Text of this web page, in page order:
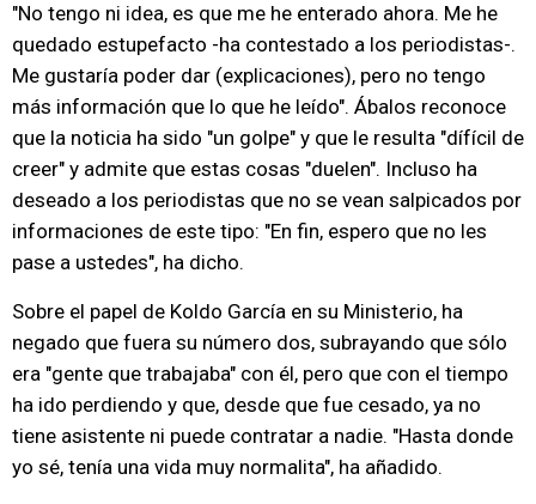
"No tengo ni idea, es que me he enterado ahora. Me he
quedado estupefacto -ha contestado a los periodistas-.
Me gustaría poder dar (explicaciones), pero no tengo
más información que lo que he leído". Ábalos reconoce
que la noticia ha sido "un golpe" y que le resulta "dífícil de
creer" y admite que estas cosas "duelen". Incluso ha
deseado a los periodistas que no se vean salpicados por
informaciones de este tipo: "En fin, espero que no les
pase a ustedes", ha dicho.
Sobre el papel de Koldo García en su Ministerio, ha
negado que fuera su número dos, subrayando que sólo
era "gente que trabajaba" con él, pero que con el tiempo
ha ido perdiendo y que, desde que fue cesado, ya no
tiene asistente ni puede contratar a nadie. "Hasta donde
yo sé, tenía una vida muy normalita", ha añadido.